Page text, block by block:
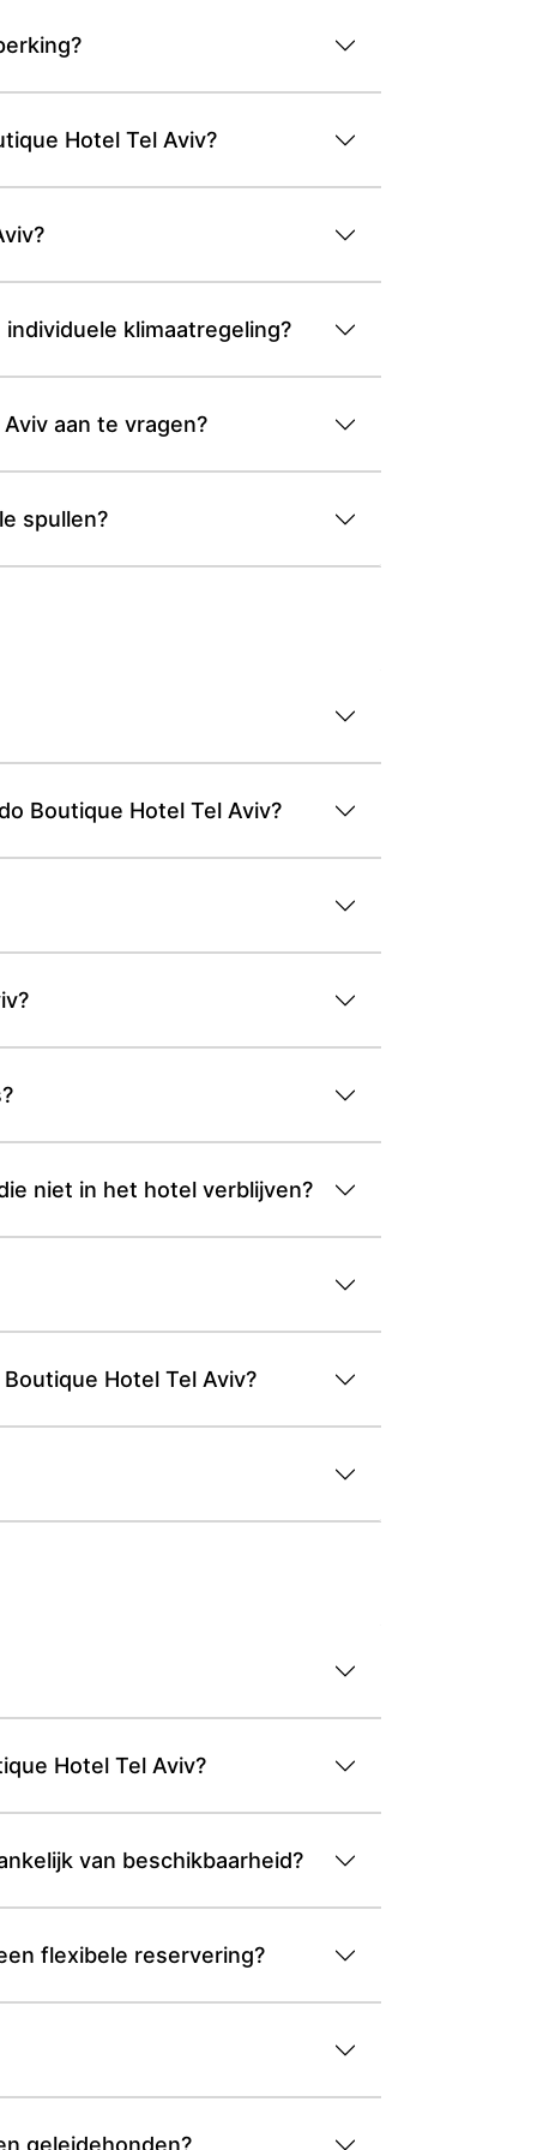
Hotel Tel Aviv?
klimaatregeling?
aan te vragen?
spullen?
Boutique Hotel Tel Aviv?
niet in het hotel verblijven?
Hotel Tel Aviv?
Hotel Tel Aviv?
van beschikbaarheid?
flexibele reservering?
geleidehonden?